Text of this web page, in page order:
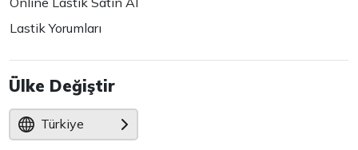
Lastik Yorumları
Ülke Değiştir
Türkiye